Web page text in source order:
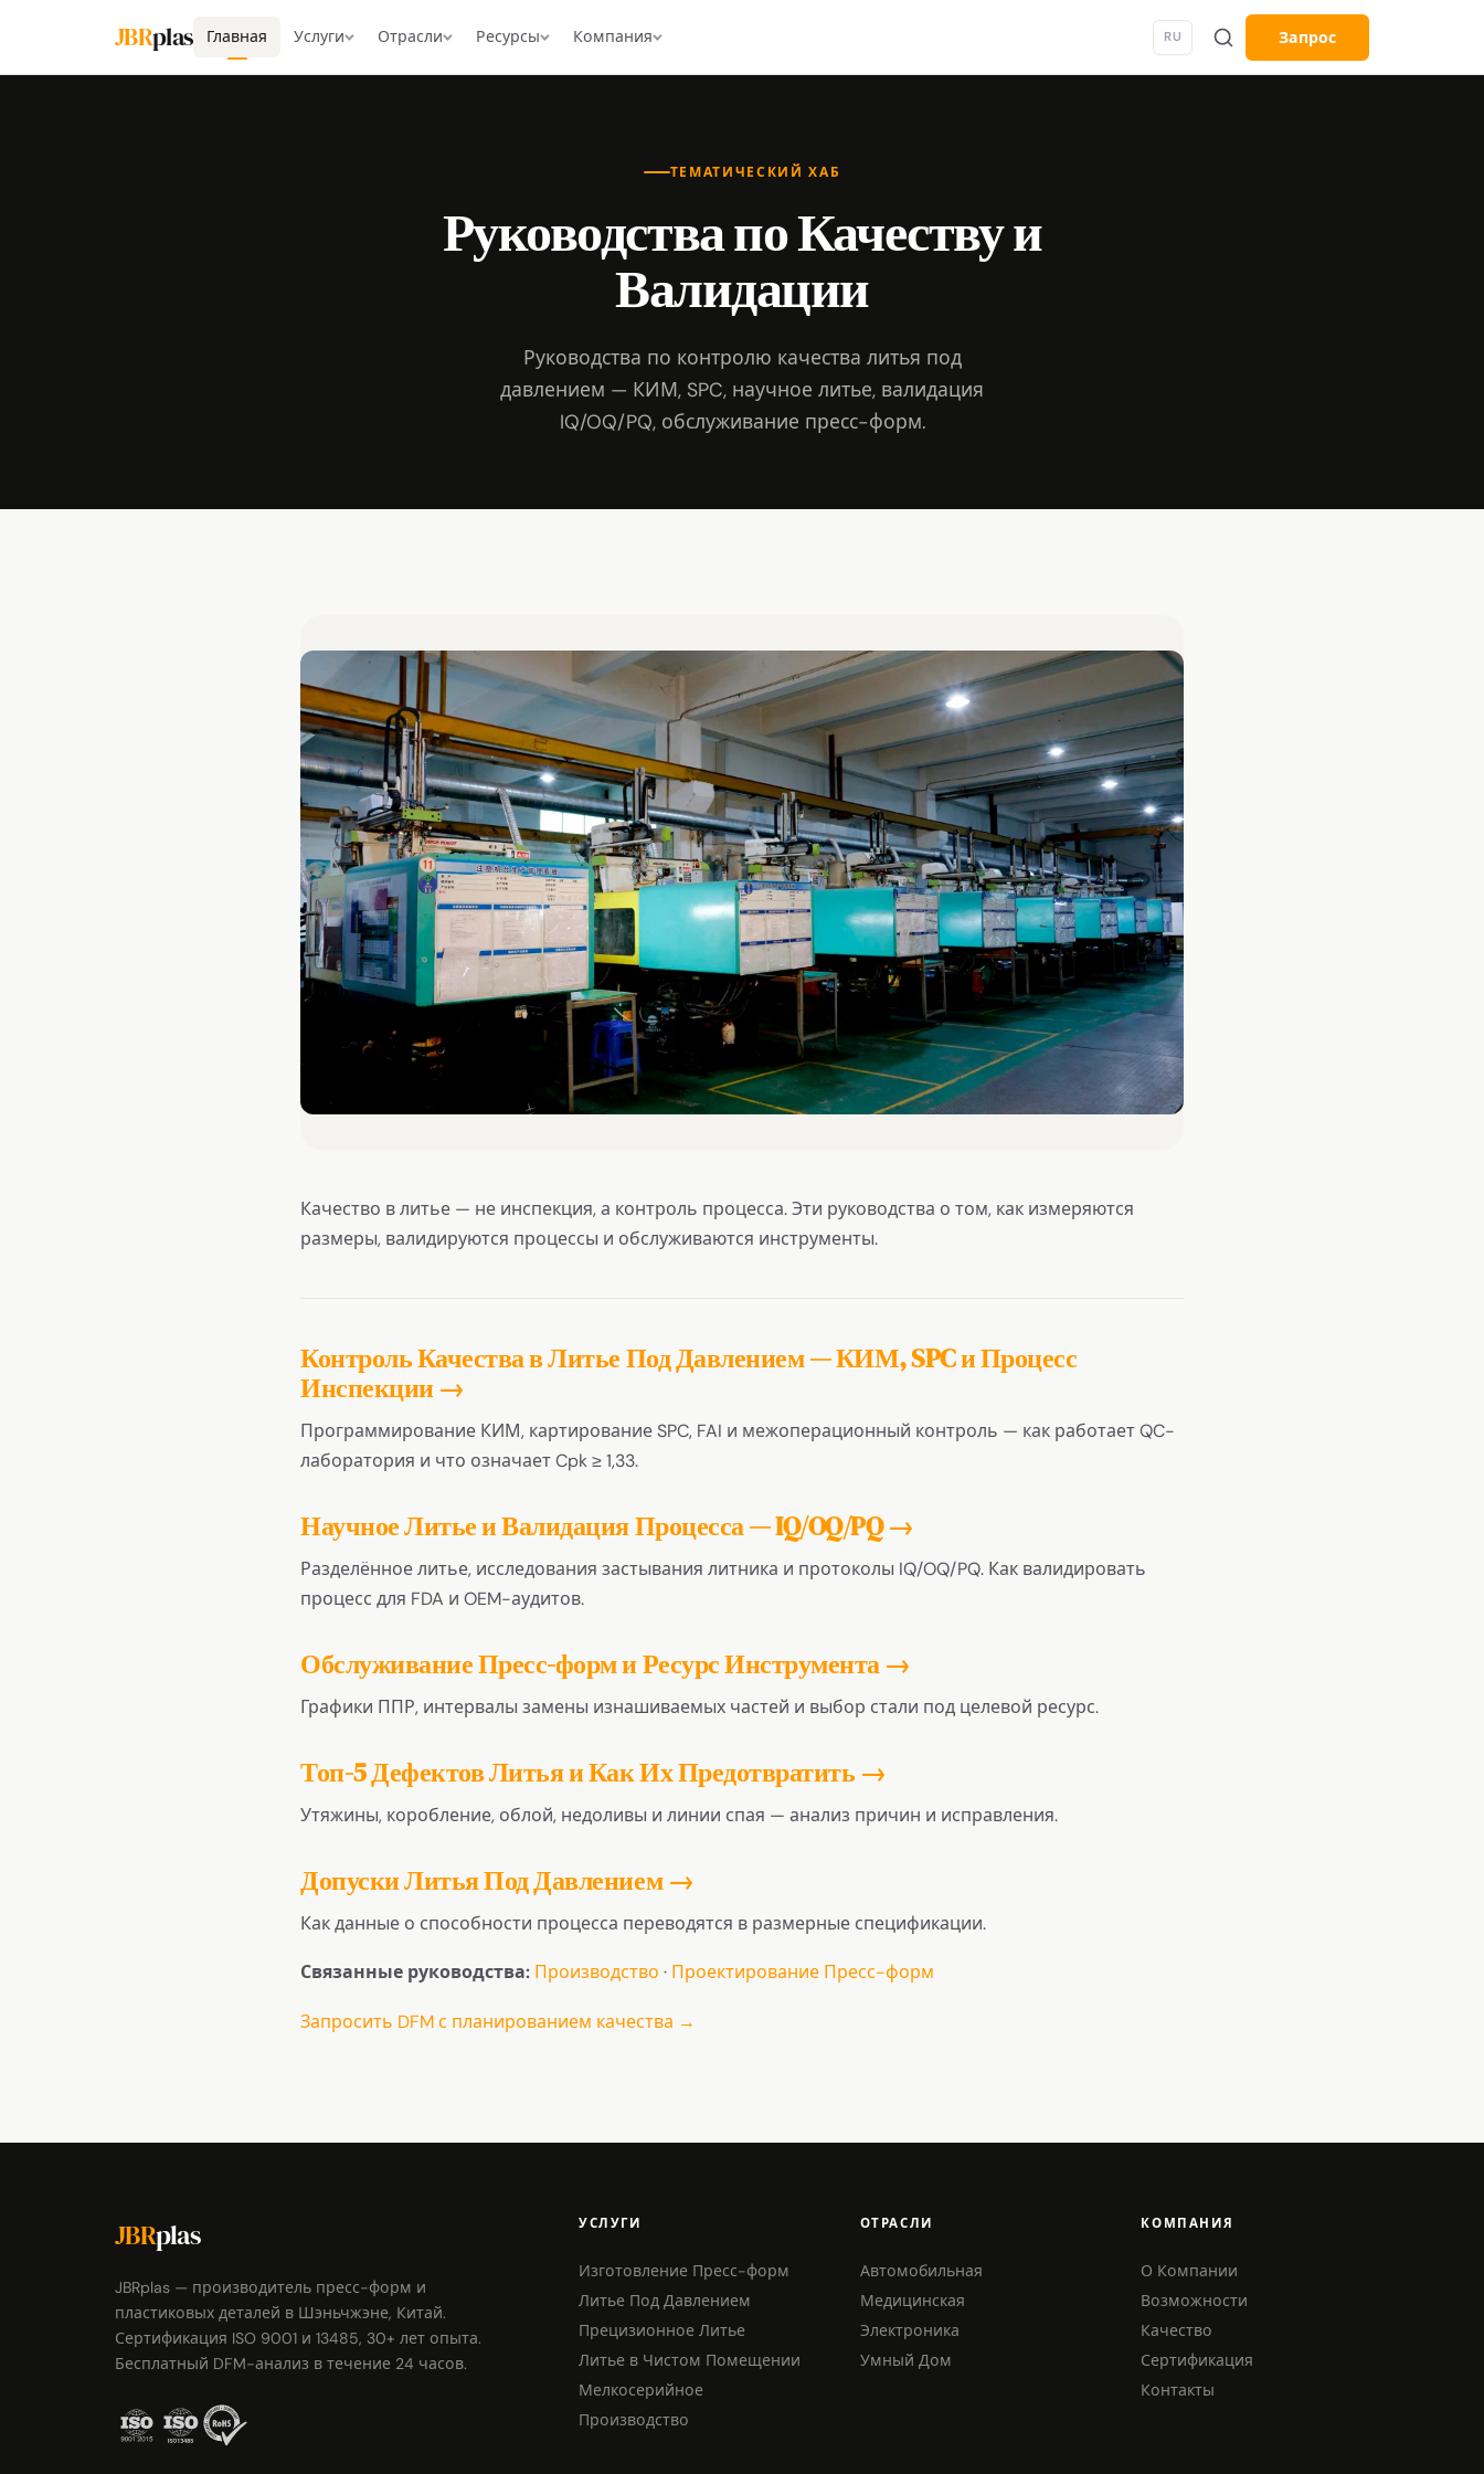
JBRplas Главная Услуги Отрасли Ресурсы Компания RU Запрос
ТЕМАТИЧЕСКИЙ ХАБ
Руководства по Качеству и
Валидации
Руководства по контролю качества литья под
давлением — КИМ, SPC, научное литье, валидация
IQ/OQ/PQ, обслуживание пресс-форм.
Качество в литье — не инспекция, а контроль процесса. Эти руководства о том, как измеряются
размеры, валидируются процессы и обслуживаются инструменты.
Контроль Качества в Литье Под Давлением — КИМ, SPC и Процесс
Инспекции →
Программирование КИМ, картирование SPC, FAI и межоперационный контроль — как работает QC-
лаборатория и что означает Cpk ≥ 1,33.
Научное Литье и Валидация Процесса — IQ/OQ/PQ →
Разделённое литье, исследования застывания литника и протоколы IQ/OQ/PQ. Как валидировать
процесс для FDA и OEM-аудитов.
Обслуживание Пресс-форм и Ресурс Инструмента →
Графики ППР, интервалы замены изнашиваемых частей и выбор стали под целевой ресурс.
Топ-5 Дефектов Литья и Как Их Предотвратить →
Утяжины, коробление, облой, недоливы и линии спая — анализ причин и исправления.
Допуски Литья Под Давлением →
Как данные о способности процесса переводятся в размерные спецификации.
Связанные руководства: Производство · Проектирование Пресс-форм
Запросить DFM с планированием качества →
JBRplas
JBRplas — производитель пресс-форм и
пластиковых деталей в Шэньчжэне, Китай.
Сертификация ISO 9001 и 13485, 30+ лет опыта.
Бесплатный DFM-анализ в течение 24 часов.
УСЛУГИ
Изготовление Пресс-форм
Литье Под Давлением
Прецизионное Литье
Литье в Чистом Помещении
Мелкосерийное
Производство
ОТРАСЛИ
Автомобильная
Медицинская
Электроника
Умный Дом
КОМПАНИЯ
О Компании
Возможности
Качество
Сертификация
Контакты